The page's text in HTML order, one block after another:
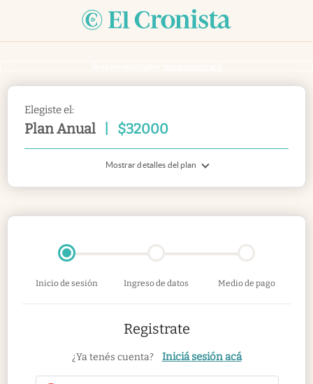
Elegiste el:
Plan Anual $32000
Mostrar detalles del plan
Inicio de sesión Ingreso de datos Medio de pago
Registrate
¿Ya tenés cuenta? Iniciá sesión acá